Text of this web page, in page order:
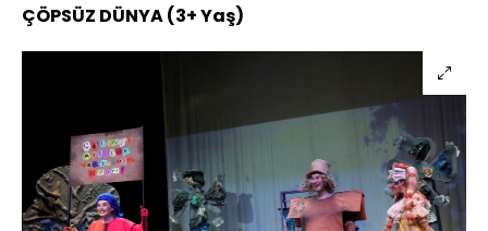
ÇÖPSÜZ DÜNYA (3+ Yaş)